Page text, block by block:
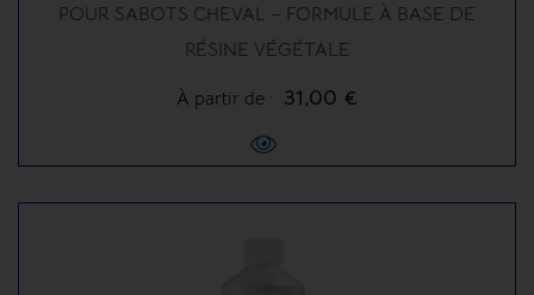
POUR SABOTS CHEVAL – FORMULE À BASE DE
RÉSINE VÉGÉTALE
À partir de : 31,00 €